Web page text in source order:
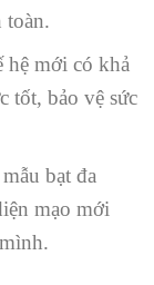
toàn.
hệ mới có khả
tốt, bảo vệ sức
bạt đa
mạo mới